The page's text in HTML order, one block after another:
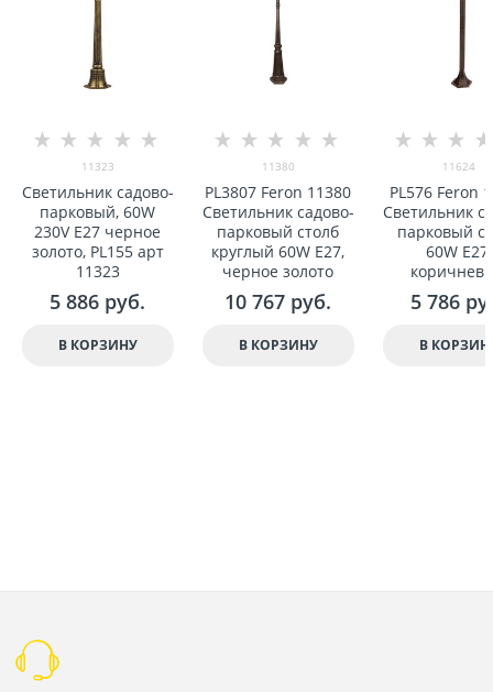
11323
Светильник садово-
парковый, 60W
230V E27 черное
золото, PL155 арт
11323
5 886 руб.
В КОРЗИНУ
11380
PL3807 Feron 11380
Светильник садово-
парковый столб
круглый 60W E27,
черное золото
10 767 руб.
В КОРЗИНУ
11624
PL576 Feron
Светильник
парковый
60W E27,
5 786
В